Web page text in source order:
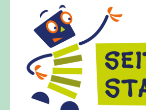
Frieden Fragen
frieden-fragen.de ist ein
Kinder, Eltern und
Fragen von Krieg und
Gewalt informiert und einen
diesem Themenbereich
fragen.de bietet Antworten